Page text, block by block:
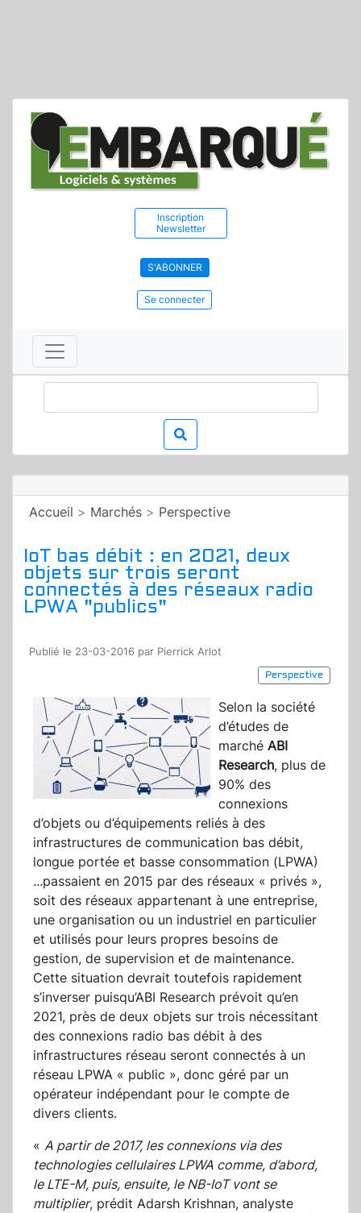
Inscription
Newsletter
S'ABONNER
Se connecter
Accueil > Marchés > Perspective
IoT bas débit : en 2021, deux
objets sur trois seront
connectés à des réseaux radio
LPWA "publics"
Publié le 23-03-2016 par Pierrick Arlot
Perspective
Selon la société
d’études de
marché ABI
Research, plus de
90% des
connexions
d’objets ou d’équipements reliés à des
infrastructures de communication bas débit,
longue portée et basse consommation (LPWA)
...passaient en 2015 par des réseaux « privés »,
soit des réseaux appartenant à une entreprise,
une organisation ou un industriel en particulier
et utilisés pour leurs propres besoins de
gestion, de supervision et de maintenance.
Cette situation devrait toutefois rapidement
s’inverser puisqu’ABI Research prévoit qu’en
2021, près de deux objets sur trois nécessitant
des connexions radio bas débit à des
infrastructures réseau seront connectés à un
réseau LPWA « public », donc géré par un
opérateur indépendant pour le compte de
divers clients.
« A partir de 2017, les connexions via des
technologies cellulaires LPWA comme, d’abord,
le LTE-M, puis, ensuite, le NB-IoT vont se
multiplier, prédit Adarsh Krishnan, analyste